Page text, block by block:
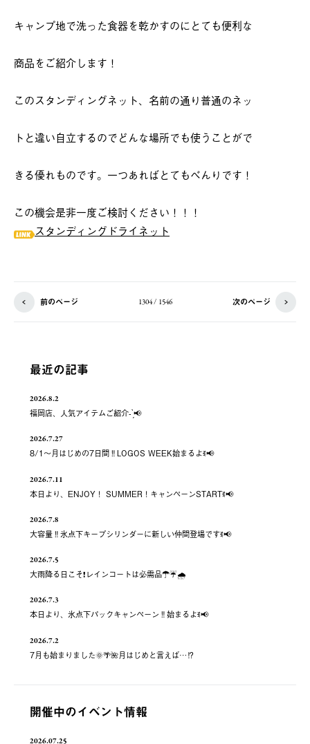
キャンプ地で洗った食器を乾かすのにとても便利な
商品をご紹介します！
このスタンディングネット、名前の通り普通のネッ
トと違い自立するのでどんな場所でも使うことがで
きる優れものです。一つあればとてもべんりです！
この機会是非一度ご検討ください！！！
スタンディングドライネット
前のページ 1304 / 1546 次のページ
最近の記事
2026.8.2
福岡店、人気アイテムご紹介- ̗̀📢
2026.7.27
8/1～月はじめの7日間‼️LOGOS WEEK始まるよꉂ📢
2026.7.11
本日より、ENJOY！ SUMMER！キャンペーンSTARTꉂ📢
2026.7.8
大容量‼️氷点下キープシリンダーに新しい仲間登場ですꉂ📢
2026.7.5
大雨降る日こそ❗️レインコートは必需品☂️☔️🌧
2026.7.3
本日より、氷点下パックキャンペーン‼️始まるよꉂ📢
2026.7.2
7月も始まりました🌞🌴🌺月はじめと言えば…⁉️
開催中のイベント情報
2026.07.25